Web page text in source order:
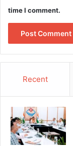
time I comment.
Recent